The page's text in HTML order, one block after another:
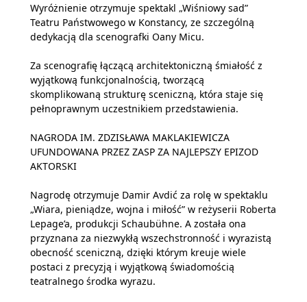
Wyróżnienie otrzymuje spektakl „Wiśniowy sad”
Teatru Państwowego w Konstancy, ze szczególną
dedykacją dla scenografki Oany Micu.
Za scenografię łączącą architektoniczną śmiałość z
wyjątkową funkcjonalnością, tworzącą
skomplikowaną strukturę sceniczną, która staje się
pełnoprawnym uczestnikiem przedstawienia.
NAGRODA IM. ZDZISŁAWA MAKLAKIEWICZA
UFUNDOWANA PRZEZ ZASP ZA NAJLEPSZY EPIZOD
AKTORSKI
Nagrodę otrzymuje Damir Avdić za rolę w spektaklu
„Wiara, pieniądze, wojna i miłość” w reżyserii Roberta
Lepage’a, produkcji Schaubühne. A została ona
przyznana za niezwykłą wszechstronność i wyrazistą
obecność sceniczną, dzięki którym kreuje wiele
postaci z precyzją i wyjątkową świadomością
teatralnego środka wyrazu.